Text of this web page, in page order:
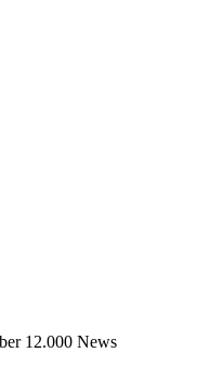
12.000 News